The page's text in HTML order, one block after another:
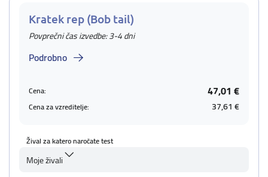
Kratek rep (Bob tail)
Povprečni čas izvedbe: 3-4 dni
Podrobno
Cena: 47,01 €
Cena za vzreditelje: 37,61 €
Žival za katero naročate test
Moje živali